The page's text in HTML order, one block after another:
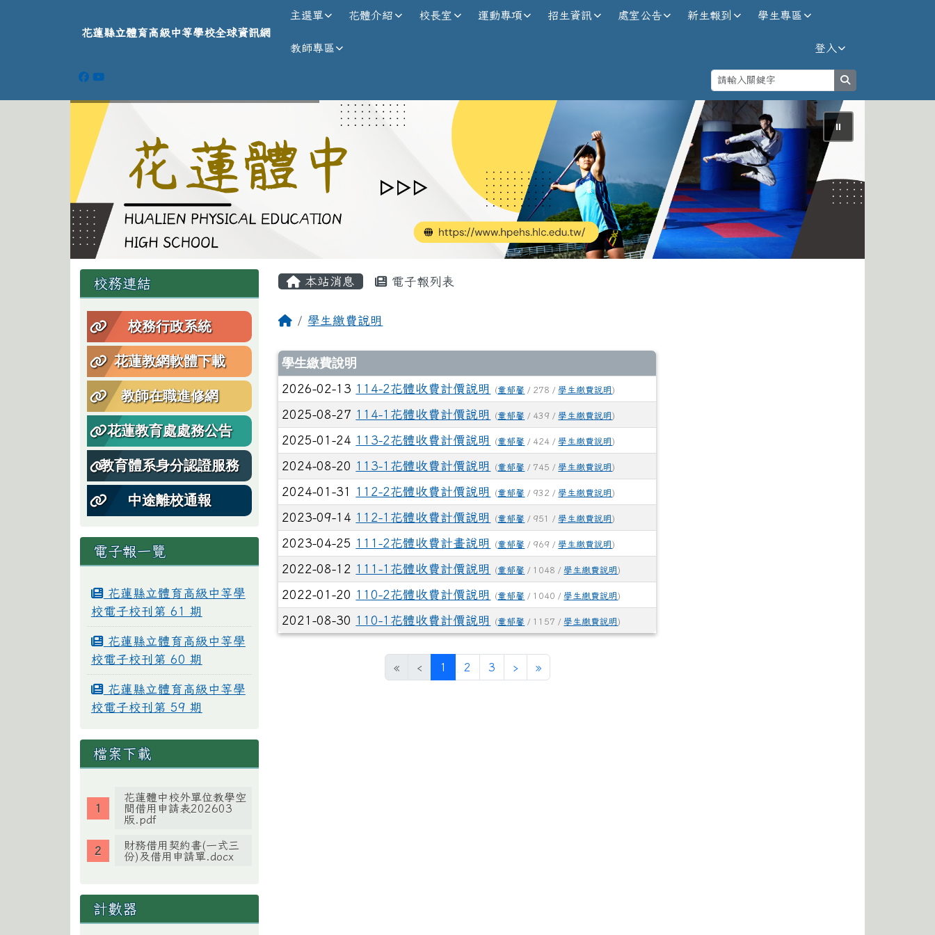
花蓮縣立體育高級中等學校全球資訊網
花蓮縣立體育高級中等學校全球資訊網
主選單 花體介紹 校長室 運動專項 招生資訊 處室公告 新生報到 學生專區
教師專區 登入
⏸
左邊區域內容
校務連結
校務行政系統
花蓮教網軟體下載
教師在職進修網
花蓮教育處處務公告
教育體系身分認證服務
中途離校通報
電子報一覽
花蓮縣立體育高級中等學
校電子校刊第 61 期
花蓮縣立體育高級中等學
校電子校刊第 60 期
花蓮縣立體育高級中等學
校電子校刊第 59 期
檔案下載
花蓮體中校外單位教學空
間借用申請表202603
版.pdf
財務借用契約書(一式三
份)及借用申請單.docx
計數器
主內容區域
本站消息 電子報列表
回首頁
學生繳費說明
文章列表
學生繳費說明
2026-02-13 114-2花體收費計價說明 (童郁馨 / 278 / 學生繳費說明)
2025-08-27 114-1花體收費計價說明 (童郁馨 / 439 / 學生繳費說明)
2025-01-24 113-2花體收費計價說明 (童郁馨 / 424 / 學生繳費說明)
2024-08-20 113-1花體收費計價說明 (童郁馨 / 745 / 學生繳費說明)
2024-01-31 112-2花體收費計價說明 (童郁馨 / 932 / 學生繳費說明)
2023-09-14 112-1花體收費計價說明 (童郁馨 / 951 / 學生繳費說明)
2023-04-25 111-2花體收費計畫說明 (童郁馨 / 969 / 學生繳費說明)
2022-08-12 111-1花體收費計價說明 (童郁馨 / 1048 / 學生繳費說明)
2022-01-20 110-2花體收費計價說明 (童郁馨 / 1040 / 學生繳費說明)
2021-08-30 110-1花體收費計價說明 (童郁馨 / 1157 / 學生繳費說明)
« ‹ 1 (目前頁次)
2 3 ›下一頁
»最後頁
頁尾區域